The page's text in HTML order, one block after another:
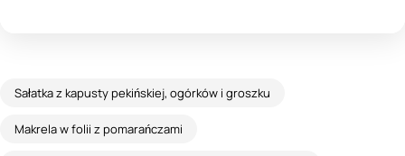
Sałatka z kapusty pekińskiej, ogórków i groszku
Makrela w folii z pomarańczami